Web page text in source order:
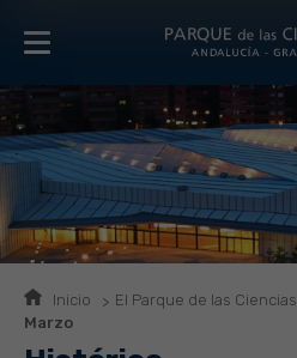
Inicio El Parque de las Ciencias
Marzo